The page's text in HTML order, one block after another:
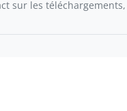
sur les